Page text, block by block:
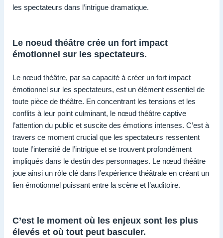
les spectateurs dans l’intrigue dramatique.
Le noeud théâtre crée un fort impact
émotionnel sur les spectateurs.
Le nœud théâtre, par sa capacité à créer un fort impact
émotionnel sur les spectateurs, est un élément essentiel de
toute pièce de théâtre. En concentrant les tensions et les
conflits à leur point culminant, le nœud théâtre captive
l’attention du public et suscite des émotions intenses. C’est à
travers ce moment crucial que les spectateurs ressentent
toute l’intensité de l’intrigue et se trouvent profondément
impliqués dans le destin des personnages. Le nœud théâtre
joue ainsi un rôle clé dans l’expérience théâtrale en créant un
lien émotionnel puissant entre la scène et l’auditoire.
C’est le moment où les enjeux sont les plus
élevés et où tout peut basculer.